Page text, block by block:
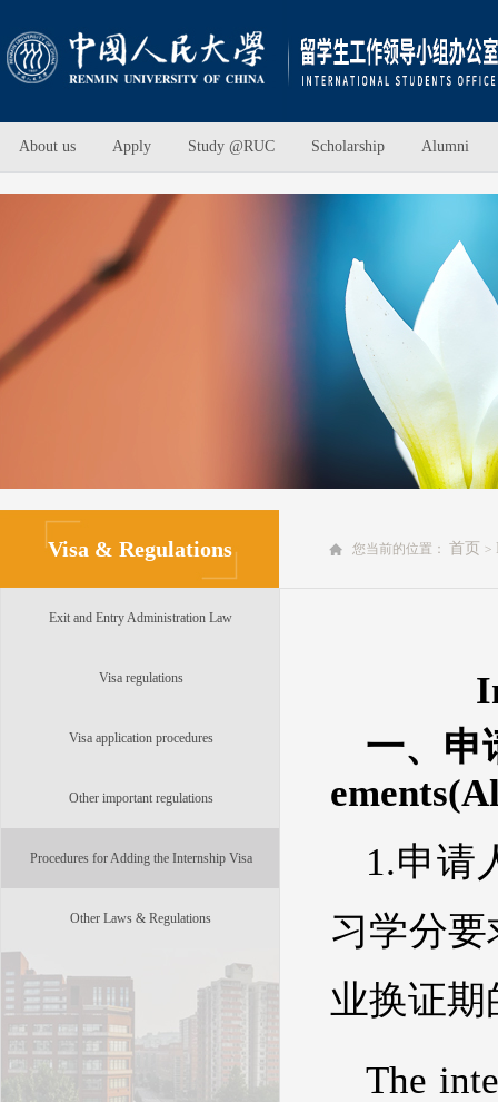
About us Apply Study @RUC Scholarship Alumni
Visa & Regulations
Exit and Entry Administration Law
Visa regulations
Visa application procedures
Other important regulations
Procedures for Adding the Internship Visa
Other Laws & Regulations
您当前的位置： 首页 >
一、申
1.申请
习学分
业换证期
The